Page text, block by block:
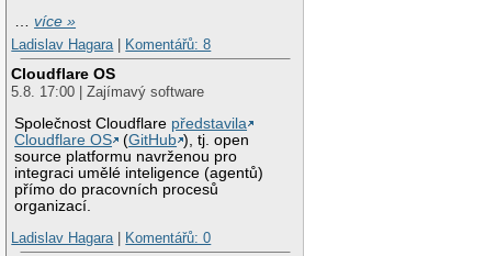
…více »
Ladislav Hagara| Komentářů: 8
Cloudflare OS
5.8. 17:00 | Zajímavý software
Společnost Cloudflare představila
Cloudflare OS
(GitHub ), tj. open
source platformu navrženou pro
integraci umělé inteligence (agentů)
přímo do pracovních procesů
organizací.
Ladislav Hagara| Komentářů: 0